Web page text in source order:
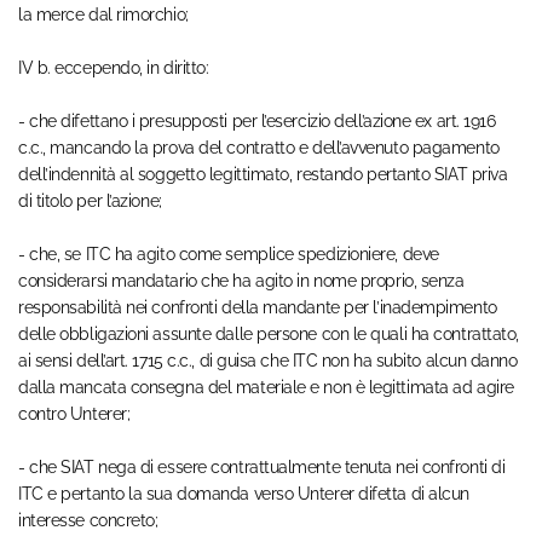
la merce dal rimorchio;
IV b. eccependo, in diritto:
- che difettano i presupposti per l’esercizio dell’azione ex art. 1916
c.c., mancando la prova del contratto e dell’avvenuto pagamento
dell’indennità al soggetto legittimato, restando pertanto SIAT priva
di titolo per l’azione;
- che, se ITC ha agito come semplice spedizioniere, deve
considerarsi mandatario che ha agito in nome proprio, senza
responsabilità nei confronti della mandante per l’inadempimento
delle obbligazioni assunte dalle persone con le quali ha contrattato,
ai sensi dell’art. 1715 c.c., di guisa che ITC non ha subito alcun danno
dalla mancata consegna del materiale e non è legittimata ad agire
contro Unterer;
- che SIAT nega di essere contrattualmente tenuta nei confronti di
ITC e pertanto la sua domanda verso Unterer difetta di alcun
interesse concreto;